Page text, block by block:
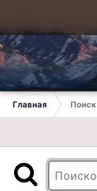
Главная Поиск